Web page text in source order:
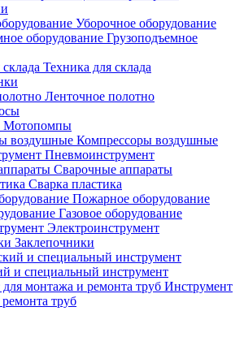
Уборочное оборудование
Грузоподъемное
Техника для склада
Ленточное полотно
Мотопомпы
Компрессоры воздушные
Пневмоинструмент
Сварочные аппараты
Сварка пластика
Пожарное оборудование
Газовое оборудование
Электроинструмент
Заклепочники
и специальный инструмент
Инструмент
труб